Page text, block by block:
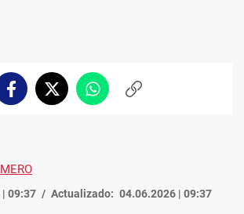
FacebookTwitterWhatsappCopiar
09:37 Actualizado: 04.06.2026 | 09:37